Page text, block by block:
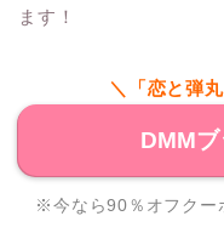
ます！
＼「恋と弾
DMM
※今なら90％オフクー